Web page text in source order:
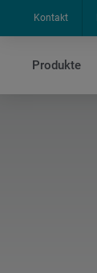
Kontakt
Produkte